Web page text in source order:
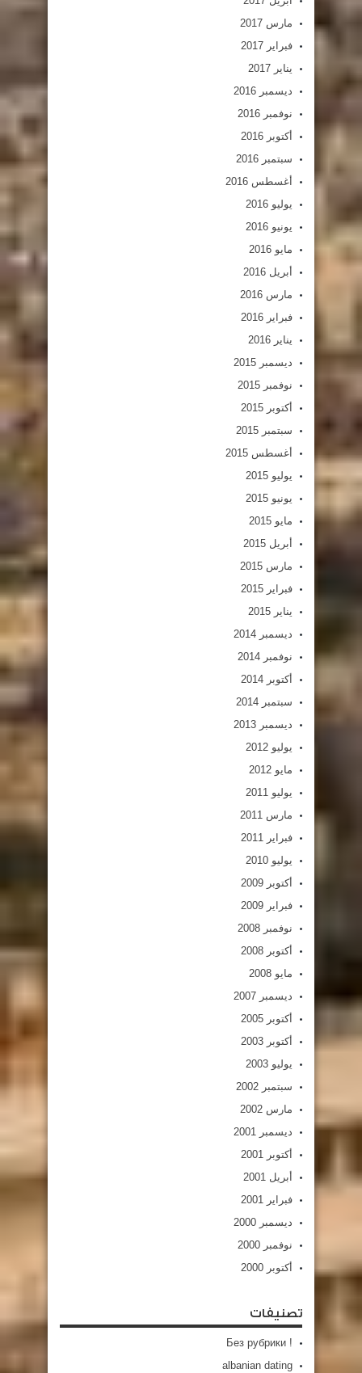
مارس 2017
فبراير 2017
يناير 2017
ديسمبر 2016
نوفمبر 2016
أكتوبر 2016
سبتمبر 2016
أغسطس 2016
يوليو 2016
يونيو 2016
مايو 2016
أبريل 2016
مارس 2016
فبراير 2016
يناير 2016
ديسمبر 2015
نوفمبر 2015
أكتوبر 2015
سبتمبر 2015
أغسطس 2015
يوليو 2015
يونيو 2015
مايو 2015
أبريل 2015
مارس 2015
فبراير 2015
يناير 2015
ديسمبر 2014
نوفمبر 2014
أكتوبر 2014
سبتمبر 2014
ديسمبر 2013
يوليو 2012
مايو 2012
يوليو 2011
مارس 2011
فبراير 2011
يوليو 2010
أكتوبر 2009
فبراير 2009
نوفمبر 2008
أكتوبر 2008
مايو 2008
ديسمبر 2007
أكتوبر 2005
أكتوبر 2003
يوليو 2003
سبتمبر 2002
مارس 2002
ديسمبر 2001
أكتوبر 2001
أبريل 2001
فبراير 2001
ديسمبر 2000
نوفمبر 2000
أكتوبر 2000
تصنيفات
! Без рубрики
albanian dating